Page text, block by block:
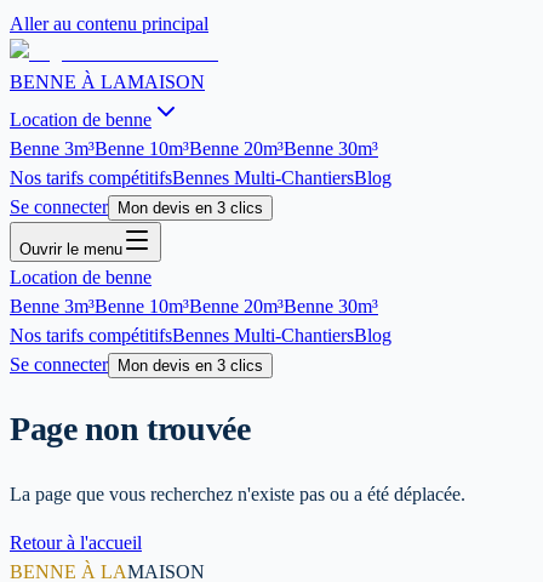
Aller au contenu principal
BENNE À LAMAISON
Location de benne
Benne 3m³Benne 10m³Benne 20m³Benne 30m³
Nos tarifs compétitifsBennes Multi-ChantiersBlog
Se connecter
Mon devis en 3 clics
Ouvrir le menu
Location de benne
Benne 3m³Benne 10m³Benne 20m³Benne 30m³
Nos tarifs compétitifsBennes Multi-ChantiersBlog
Se connecter
Mon devis en 3 clics
Page non trouvée
La page que vous recherchez n'existe pas ou a été déplacée.
Retour à l'accueil
BENNE À LAMAISON